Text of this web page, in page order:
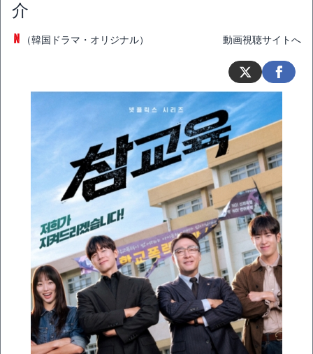
介
（韓国ドラマ・オリジナル） 動画視聴サイトへ